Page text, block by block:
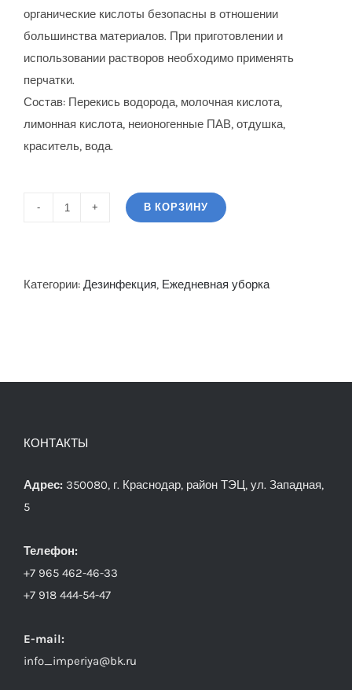
органические кислоты безопасны в отношении
большинства материалов. При приготовлении и
использовании растворов необходимо применять
перчатки.
Состав: Перекись водорода, молочная кислота,
лимонная кислота, неионогенные ПАВ, отдушка,
краситель, вода.
Количество
5кг
В КОРЗИНУ
Категории: Дезинфекция, Ежедневная уборка
КОНТАКТЫ
Адрес: 350080, г. Краснодар, район ТЭЦ, ул. Западная,
5
Телефон:
+7 965 462-46-33
+7 918 444-54-47
E-mail:
info_imperiya@bk.ru